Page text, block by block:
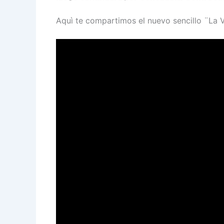
Aquì te compartimos el nuevo sencillo ¨La